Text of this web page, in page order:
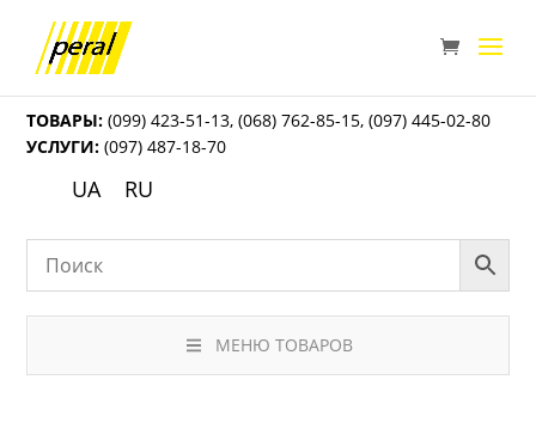
ТОВАРЫ: (099) 423-51-13,(068) 762-85-15,(097) 445-02-80
УСЛУГИ: (097) 487-18-70
UA RU
МЕНЮ ТОВАРОВ